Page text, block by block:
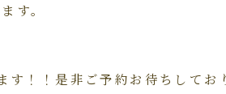
す。
す！！是非ご予約お待ちしてお